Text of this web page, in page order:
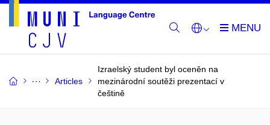
Articles
Izraelský student byl oceněn na
mezinárodní soutěži prezentací v
češtině